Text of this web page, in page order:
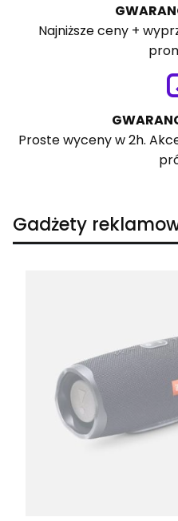
Najniższe ceny +
Proste wyceny w 2h.
Gadżety